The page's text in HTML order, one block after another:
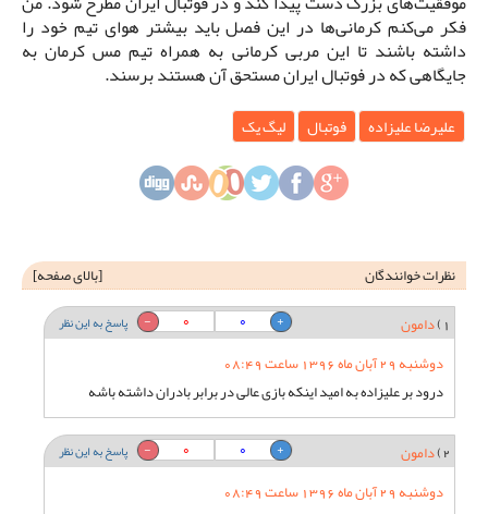
فکر می‌کنم کرمانی‌ها در این فصل باید بیشتر هوای تیم خود را
داشته باشند تا این مربی کرمانی به همراه تیم مس کرمان به
جایگاهی که در فوتبال ایران مستحق آن هستند برسند.
علیرضا علیزاده فوتبال لیگ یک
نظرات خوانندگان [بالای صفحه]
1) دامون پاسخ به این نظر 0
0
دوشنبه 29 آبان ماه 1396 ساعت 08:49
درود بر علیزاده به امید اینکه بازی عالی در برابر بادران داشته باشه
2) دامون پاسخ به این نظر 0
0
دوشنبه 29 آبان ماه 1396 ساعت 08:49